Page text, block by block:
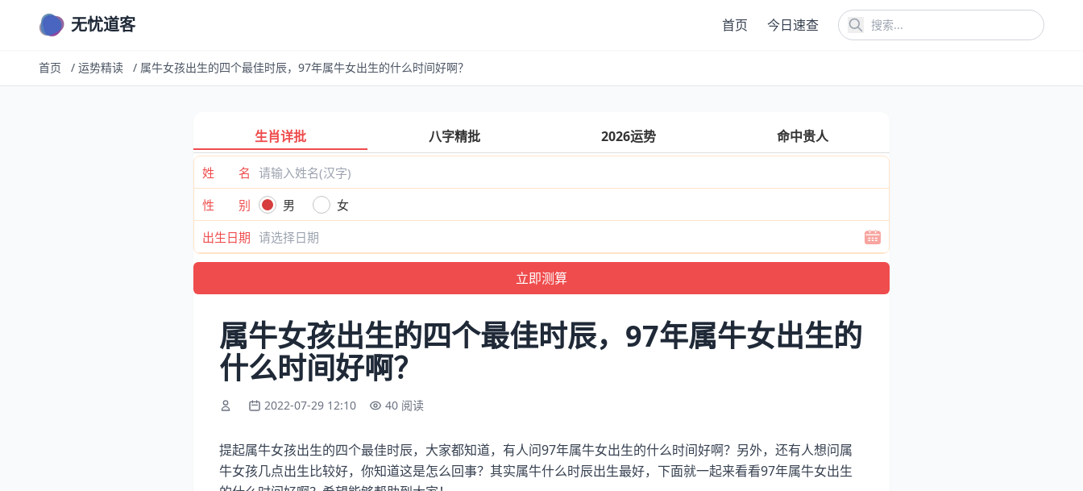
无忧道客 首页 今日速查
首页 / 运势精读 / 属牛女孩出生的四个最佳时辰，97年属牛女出生的什么时间好啊？
生肖详批 八字精批 2026运势 命中贵人
姓 名
性 别
男
女
出生日期
属牛女孩出生的四个最佳时辰，97年属牛女出生的
什么时间好啊？
2022-07-29 12:10 40 阅读
提起属牛女孩出生的四个最佳时辰，大家都知道，有人问97年属牛女出生的什么时间好啊？另外，还有人想问属
牛女孩几点出生比较好，你知道这是怎么回事？其实属牛什么时辰出生最好，下面就一起来看看97年属牛女出生